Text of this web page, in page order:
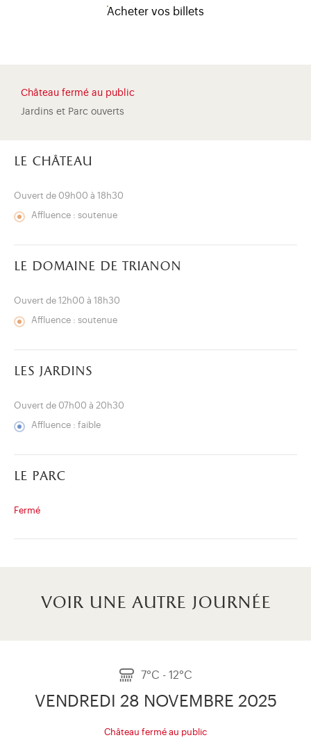
onglet)
nouvel onglet)
fenêtre modale)
de l'application (ouverture dans un nouvel onglet)
Acheter vos billets
Château fermé au public
Jardins et Parc ouverts
le château
Ouvert de 09h00 à 18h30
Affluence : soutenue
le domaine de trianon
Ouvert de 12h00 à 18h30
Affluence : soutenue
les jardins
Ouvert de 07h00 à 20h30
Affluence : faible
le parc
Fermé
voir une autre journée
7°C - 12°C
VENDREDI 28 NOVEMBRE 2025
Château fermé au public